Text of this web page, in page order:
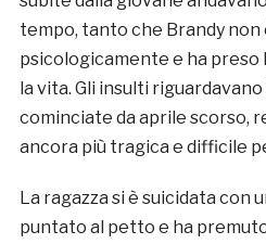
tempo, tanto che Brandy
psicologicamente e ha preso
la vita. Gli insulti riguardavano
cominciate da aprile scorso,
ancora più tragica e difficile
La ragazza si è suicidata con
puntato al petto e ha